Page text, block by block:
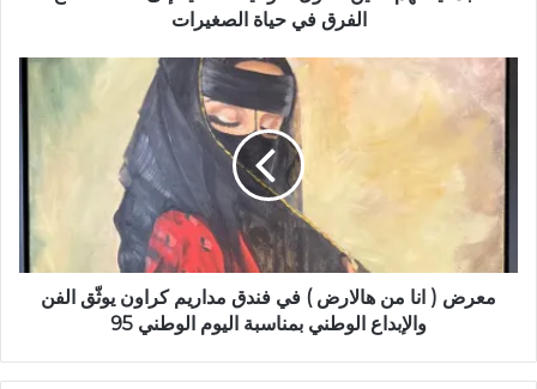
الفرق في حياة الصغيرات
معرض ( انا من هالارض ) في فندق مداريم كراون يوثّق الفن
والإبداع الوطني بمناسبة اليوم الوطني 95